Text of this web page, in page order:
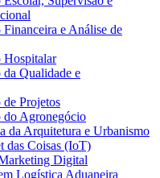
e Análise de
Hospitalar
Qualidade e
Projetos
do Agronegócio
da Arquitetura e Urbanismo
das Coisas (IoT)
Digital
Logística Aduaneira